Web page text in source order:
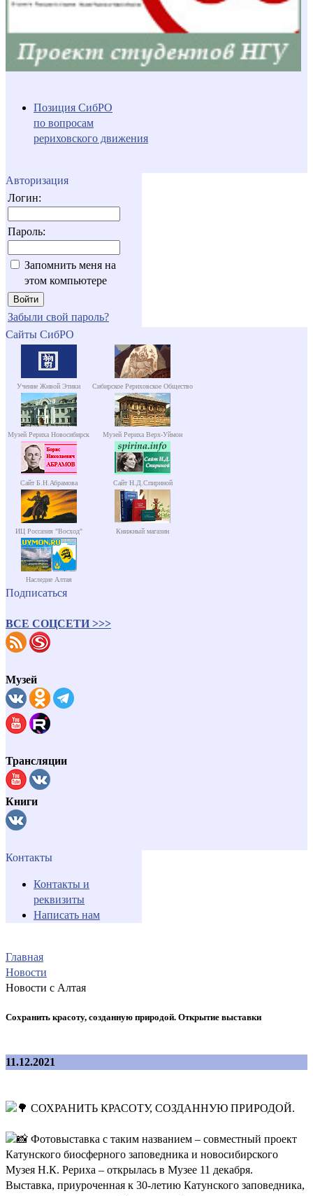
Позиция СибРО
по вопросам
рериховского движения
Авторизация
Логин:
Пароль:
Запомнить меня на
этом компьютере
Забыли свой пароль?
Сайты СибРО
Учение Живой Этики Сибирское Рериховское Общество
Музей Рериха Новосибирск Музей Рериха Верх-Уймон
Сайт Б.Н.Абрамова Сайт Н.Д.Спириной
ИЦ Россазия "Восход" Книжный магазин
Наследие Алтая
Подписаться
ВСЕ СОЦСЕТИ >>>
Музей
Трансляции
Книги
Контакты
Контакты и
реквизиты
Написать нам
Главная
Новости
Новости с Алтая
Сохранить красоту, созданную природой. Открытие выставки
11.12.2021
СОХРАНИТЬ КРАСОТУ, СОЗДАННУЮ ПРИРОДОЙ.
Фотовыставка с таким названием – совместный проект
Катунского биосферного заповедника и новосибирского
Музея Н.К. Рериха – открылась в Музее 11 декабря.
Выставка, приуроченная к 30-летию Катунского заповедника,